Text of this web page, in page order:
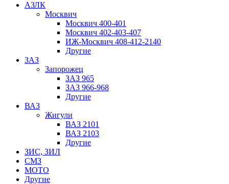
АЗЛК
Москвич
Москвич 400-401
Москвич 402-403-407
ИЖ-Москвич 408-412-2140
Другие
ЗАЗ
Запорожец
ЗАЗ 965
ЗАЗ 966-968
Другие
ВАЗ
Жигули
ВАЗ 2101
ВАЗ 2103
Другие
ЗИС, ЗИЛ
СМЗ
МОТО
Другие